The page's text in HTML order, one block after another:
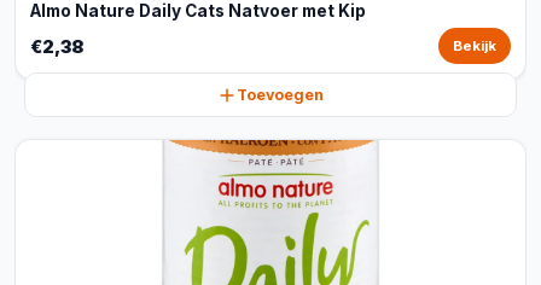
Almo Nature Daily Cats Natvoer met Kip
€2,38 Bekijk
Toevoegen